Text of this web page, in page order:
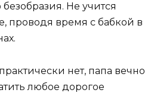
Не учится
проводя время с бабкой в
нет, папа вечно
любое дорогое